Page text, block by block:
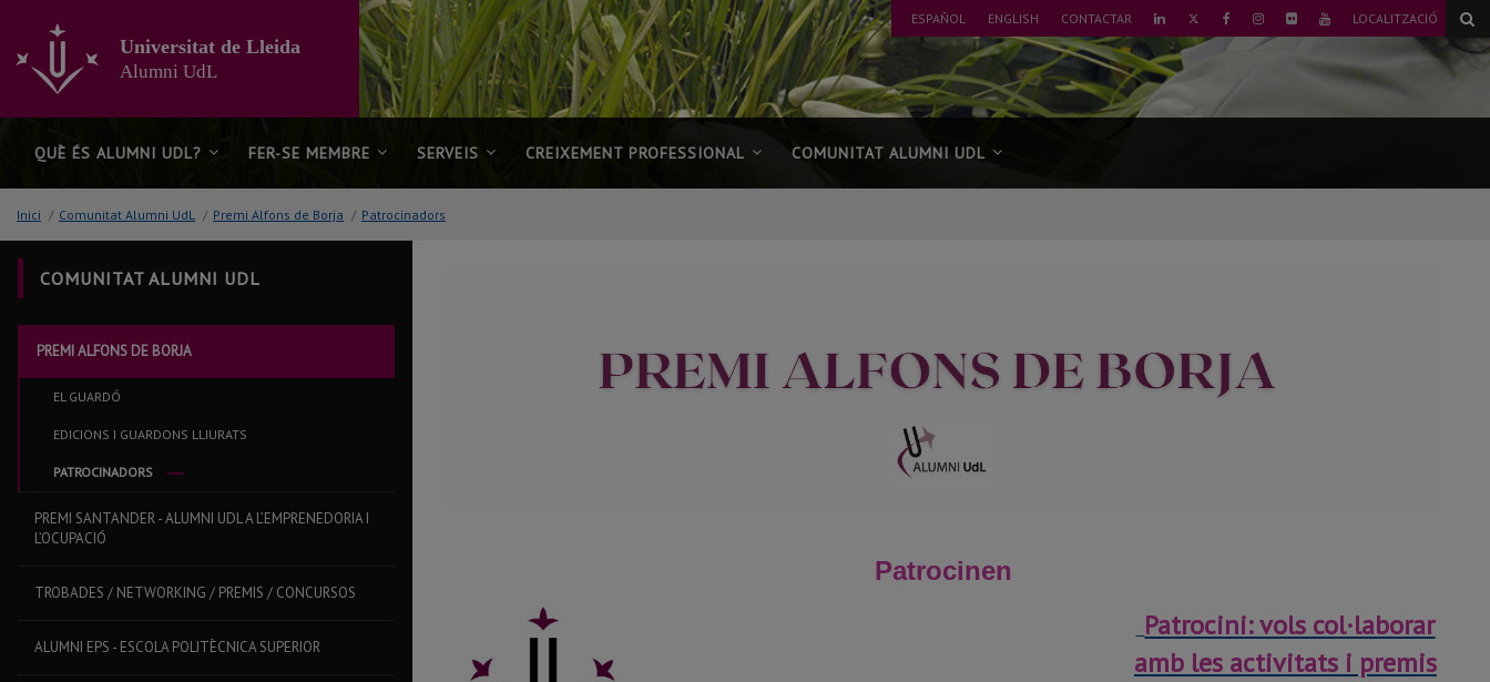
contingut
principal
la
pàgina
ESPAÑOL ENGLISH CONTACTAR LINKEDINTWITTERFACEBOOK
INSTAGRAM
FLICKRYOUTUBE
LOCALITZACIÓ
Universitat de Lleida
Alumni UdL
QUÈ ÉS ALUMNI UDL? FER-SE MEMBRE SERVEIS CREIXEMENT PROFESSIONAL COMUNITAT ALUMNI UDL
Inici / Comunitat Alumni UdL / Premi Alfons de Borja / Patrocinadors
COMUNITAT ALUMNI UDL
PREMI ALFONS DE BORJA
EL GUARDÓ
EDICIONS I GUARDONS LLIURATS
PATROCINADORS
PREMI SANTANDER - ALUMNI UDL A L’EMPRENEDORIA I
L’OCUPACIÓ
TROBADES / NETWORKING / PREMIS / CONCURSOS
ALUMNI EPS - ESCOLA POLITÈCNICA SUPERIOR
Patrocinen
Patrocini: vols col·laborar
amb les activitats i premis